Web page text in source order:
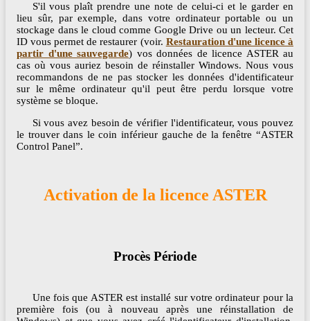
S'il vous plaît prendre une note de celui-ci et le garder en
lieu sûr, par exemple, dans votre ordinateur portable ou un
stockage dans le cloud comme Google Drive ou un lecteur. Cet
ID vous permet de restaurer (voir. Restauration d'une licence à
partir d'une sauvegarde) vos données de licence ASTER au
cas où vous auriez besoin de réinstaller Windows. Nous vous
recommandons de ne pas stocker les données d'identificateur
sur le même ordinateur qu'il peut être perdu lorsque votre
système se bloque.
Si vous avez besoin de vérifier l'identificateur, vous pouvez
le trouver dans le coin inférieur gauche de la fenêtre “ASTER
Control Panel”.
Activation de la licence ASTER
Procès Période
Une fois que ASTER est installé sur votre ordinateur pour la
première fois (ou à nouveau après une réinstallation de